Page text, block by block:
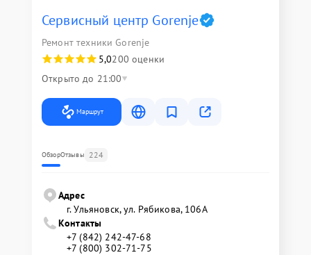
Сервисный центр Gorenje
Ремонт техники Gorenje
5,0200 оценки
Открыто до 21:00
Маршрут
ОбзорОтзывы 224
Адрес
г. Ульяновск, ул. Рябикова, 106А
Контакты
+7 (842) 242-47-68
+7 (800) 302-71-75